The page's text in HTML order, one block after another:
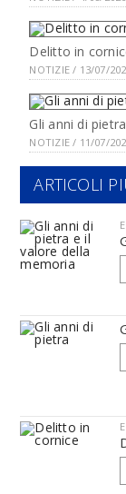
Delitto in
NOTIZIE / 13/07/
Gli anni di
NOTIZIE / 11/07/
ARTICOLI